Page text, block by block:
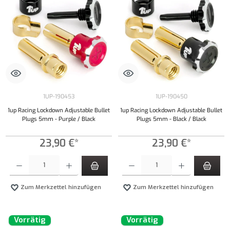
1UP-190453
1up Racing Lockdown Adjustable Bullet
Plugs 5mm - Purple / Black
23,90 €*
Zum Merkzettel hinzufügen
1UP-190450
1up Racing Lockdown Adjustable Bullet
Plugs 5mm - Black / Black
23,90 €*
Zum Merkzettel hinzufügen
Vorrätig Vorrätig